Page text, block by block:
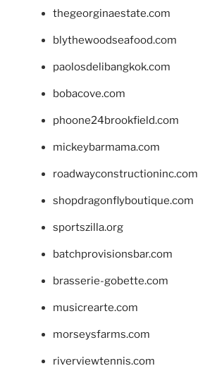
thegeorginaestate.com
blythewoodseafood.com
paolosdelibangkok.com
bobacove.com
phoone24brookfield.com
mickeybarmama.com
roadwayconstructioninc.com
shopdragonflyboutique.com
sportszilla.org
batchprovisionsbar.com
brasserie-gobette.com
musicrearte.com
morseysfarms.com
riverviewtennis.com